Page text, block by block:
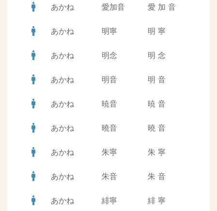
man あかね 愛加音 愛 加 音
man あかね 明寧 明 寧
man あかね 明念 明 念
man あかね 明音 明 音
man あかね 暁音 暁 音
man あかね 曉音 曉 音
man あかね 朱寧 朱 寧
man あかね 朱音 朱 音
man あかね 緋寧 緋 寧